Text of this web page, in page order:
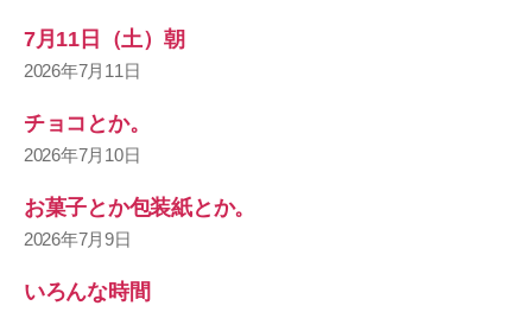
7月11日（土）朝
2026年7月11日
チョコとか。
2026年7月10日
お菓子とか包装紙とか。
2026年7月9日
いろんな時間